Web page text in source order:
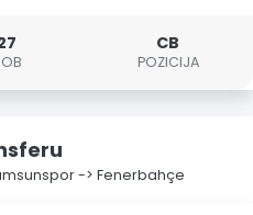
CB
POZICIJA
-> Fenerbahçe